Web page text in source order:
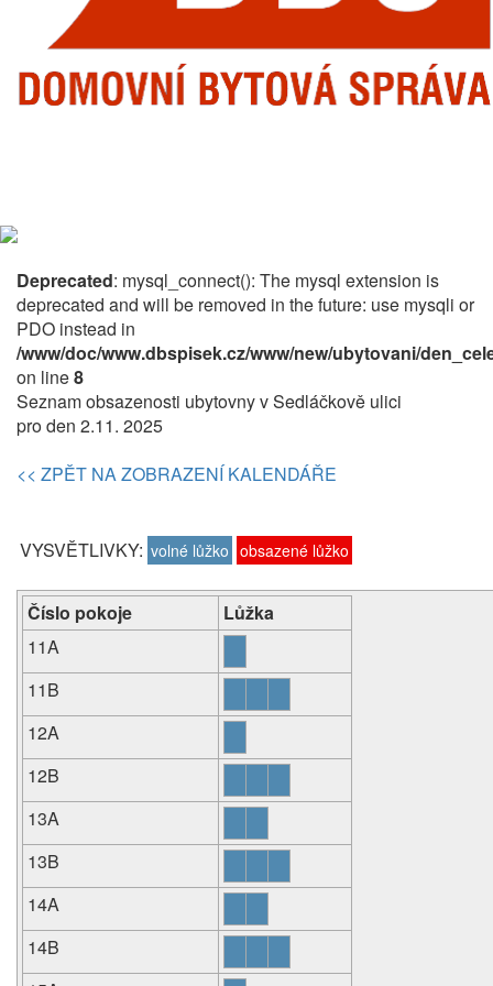
Deprecated: mysql_connect(): The mysql extension is
deprecated and will be removed in the future: use mysqli or
PDO instead in
/www/doc/www.dbspisek.cz/www/new/ubytovani/
on line8
Seznam obsazenosti ubytovny v Sedláčkově ulici
pro den 2.11. 2025
<< ZPĚT NA ZOBRAZENÍ KALENDÁŘE
VYSVĚTLIVKY: volné lůžko obsazené lůžko
Číslo pokoje
Lůžka
11A
11B
12A
12B
13A
13B
14A
14B